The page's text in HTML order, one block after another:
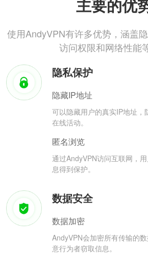
主要的优
使用AndyVPN有许多优势，涵盖隐
访问权限和网络性能
隐私保护
隐藏IP地址
可以隐藏用户的真实IP地址，
在线活动。
匿名浏览
通过AndyVPN访问互联网，
息得到保护。
数据安全
数据加密
AndyVPN会加密所有传输的
意行为者窃取信息。